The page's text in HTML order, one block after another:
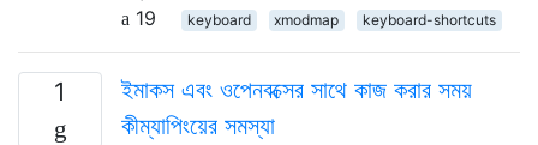
19
keyboard xmodmap keyboard-shortcuts
1
ইমাকস এবং ওপেনবক্সের সাথে কাজ করার সময়
কীম্যাপিংয়ের সমস্যা